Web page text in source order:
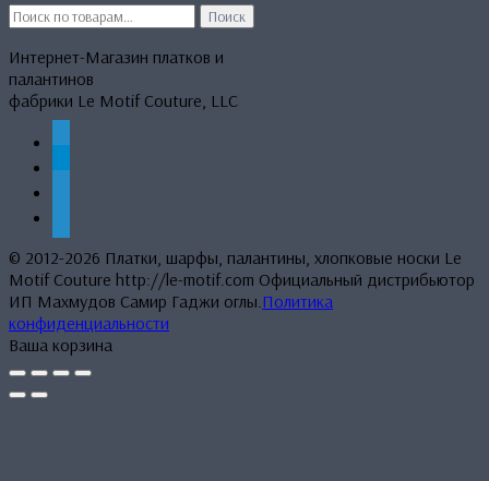
Искать:
Поиск
Интернет-Магазин платков и
палантинов
фабрики Le Motif Couture, LLC
© 2012-2026 Платки, шарфы, палантины, хлопковые носки Le
Motif Couture http://le-motif.com Официальный дистрибьютор
ИП Махмудов Самир Гаджи оглы. Политика
конфиденциальности
Ваша корзина